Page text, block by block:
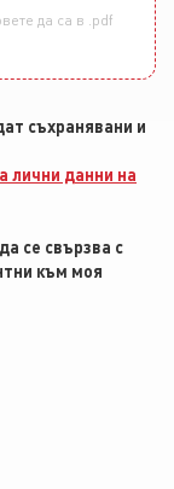
да са в .pdf
съхранявани и
лични данни на
се свързва с
към моя